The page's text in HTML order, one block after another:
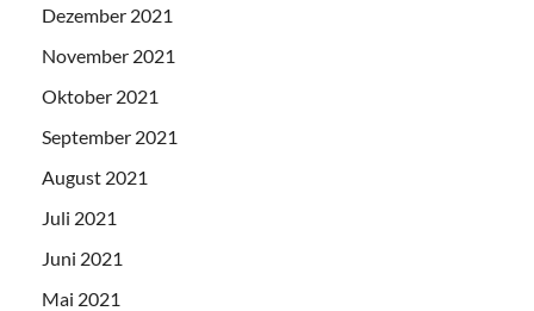
Dezember 2021
November 2021
Oktober 2021
September 2021
August 2021
Juli 2021
Juni 2021
Mai 2021